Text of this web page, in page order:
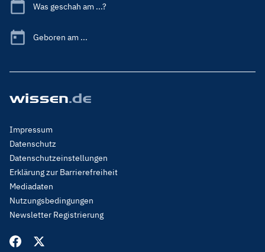
Was geschah am ...?
Geboren am ...
Footer
Menu
Legal
Impressum
Datenschutz
Datenschutzeinstellungen
Erklärung zur Barrierefreiheit
Mediadaten
Nutzungsbedingungen
Newsletter Registrierung